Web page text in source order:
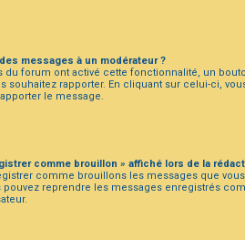
messages à un modérateur ?
du forum ont activé cette fonctionnalité, un
souhaitez rapporter. En cliquant sur celui-ci,
le message.
comme brouillon » affiché lors de la
comme brouillons les messages que
pouvez reprendre les messages enregistrés